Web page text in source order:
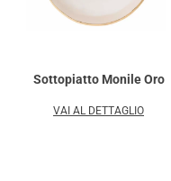
Sottopiatto Monile Oro
VAI AL DETTAGLIO